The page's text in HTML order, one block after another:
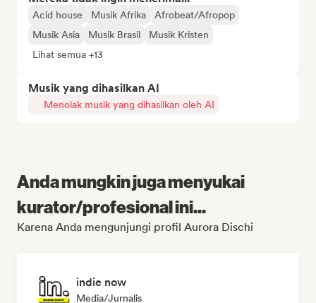
Acid house Musik Afrika
Afrobeat/Afropop
Musik Asia
Musik Brasil
Musik Kristen
Lihat semua +13
Musik yang dihasilkan AI
Menolak musik yang dihasilkan oleh AI
Anda mungkin juga menyukai
kurator/profesional ini...
Karena Anda mengunjungi profil Aurora Dischi
indie now
Media/Jurnalis